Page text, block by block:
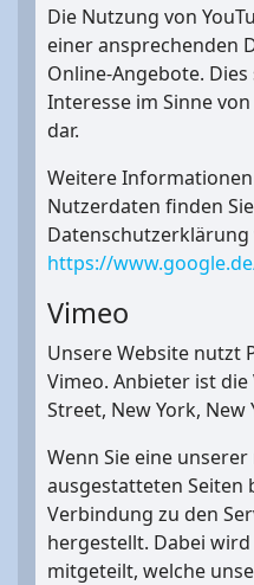
Die Nutzung von
einer ansprechenden
Online-Angebote.
Interesse im Sinne von
dar.
Weitere
Nutzerdaten finden
Datenschutzerklärung
https://
Vimeo
Unsere Website nutzt
Vimeo. Anbieter ist die
Street, New York, New
Wenn Sie eine
ausgestatteten Seiten
Verbindung zu den
hergestellt. Dabei
mitgeteilt, welche